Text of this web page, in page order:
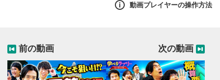
動画プレイヤーの操作方法
前の動画 次の動画